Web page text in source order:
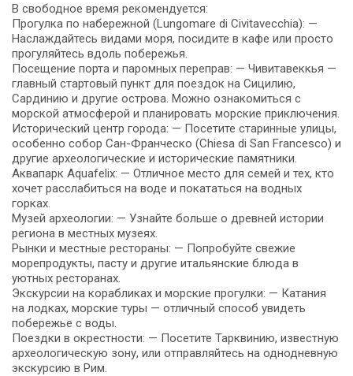
В свободное время рекомендуется:
Прогулка по набережной (Lungomare di Civitavecchia): —
Наслаждайтесь видами моря, посидите в кафе или просто
прогуляйтесь вдоль побережья.
Посещение порта и паромных переправ: — Чивитавеккья —
главный стартовый пункт для поездок на Сицилию,
Сардинию и другие острова. Можно ознакомиться с
морской атмосферой и планировать морские приключения.
Исторический центр города: — Посетите старинные улицы,
особенно собор Сан-Франческо (Chiesa di San Francesco) и
другие археологические и исторические памятники.
Аквапарк Aquafelix: — Отличное место для семей и тех, кто
хочет расслабиться на воде и покататься на водных
горках.
Музей археологии: — Узнайте больше о древней истории
региона в местных музеях.
Рынки и местные рестораны: — Попробуйте свежие
морепродукты, пасту и другие итальянские блюда в
уютных ресторанах.
Экскурсии на корабликах и морские прогулки: — Катания
на лодках, морские туры — отличный способ увидеть
побережье с воды.
Поездки в окрестности: — Посетите Тарквинию, известную
археологическую зону, или отправляйтесь на однодневную
экскурсию в Рим.